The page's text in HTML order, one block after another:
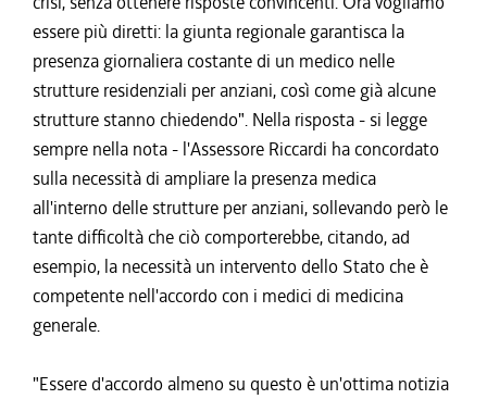
essere più diretti: la giunta regionale garantisca la
presenza giornaliera costante di un medico nelle
strutture residenziali per anziani, così come già alcune
strutture stanno chiedendo". Nella risposta - si legge
sempre nella nota - l'Assessore Riccardi ha concordato
sulla necessità di ampliare la presenza medica
all'interno delle strutture per anziani, sollevando però le
tante difficoltà che ciò comporterebbe, citando, ad
esempio, la necessità un intervento dello Stato che è
competente nell'accordo con i medici di medicina
generale.
"Essere d'accordo almeno su questo è un'ottima notizia